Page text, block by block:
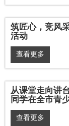
筑匠心，竞风
活动
查看更多
从课堂走向讲
同学在全市青
查看更多